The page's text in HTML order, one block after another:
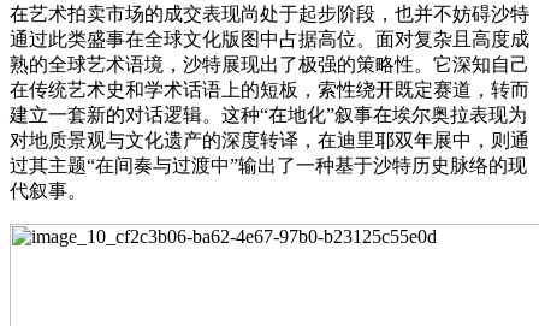
在艺术拍卖市场的成交表现尚处于起步阶段，也并不妨碍沙特
通过此类盛事在全球文化版图中占据高位。面对复杂且高度成
熟的全球艺术语境，沙特展现出了极强的策略性。它深知自己
在传统艺术史和学术话语上的短板，索性绕开既定赛道，转而
建立一套新的对话逻辑。这种“在地化”叙事在埃尔奥拉表现为
对地质景观与文化遗产的深度转译，在迪里耶双年展中，则通
过其主题“在间奏与过渡中”输出了一种基于沙特历史脉络的现
代叙事。